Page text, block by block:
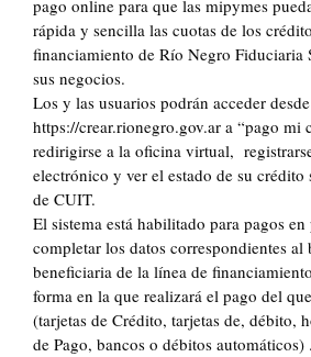
pago online para que las mipymes
rápida y sencilla las cuotas de los
financiamiento de Río Negro Fiduciaria
sus negocios.
Los y las usuarios podrán acceder
https://crear.rionegro.gov.ar a “pago mi
redirigirse a la oficina virtual,
electrónico y ver el estado de su
de CUIT.
El sistema está habilitado para pagos
completar los datos correspondientes al
beneficiaria de la línea de
forma en la que realizará el pago del
(tarjetas de Crédito, tarjetas de, débito,
de Pago, bancos o débitos automáticos) .